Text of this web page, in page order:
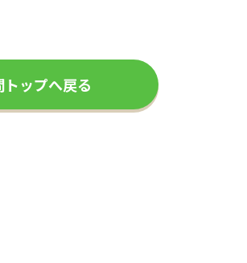
ップへ戻る